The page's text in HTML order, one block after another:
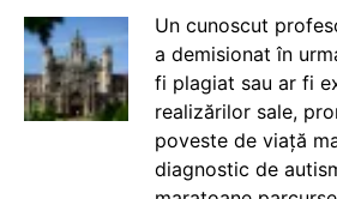
Un cunoscut
a demisionat în
fi plagiat sau ar fi
realizărilor sale,
poveste de viață
diagnostic de